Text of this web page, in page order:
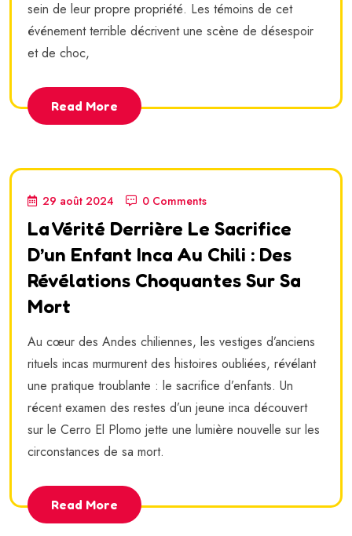
sein de leur propre propriété. Les témoins de cet
événement terrible décrivent une scène de désespoir
et de choc,
Read More
29 août 2024 0 Comments
La Vérité Derrière Le Sacrifice
D’un Enfant Inca Au Chili : Des
Révélations Choquantes Sur Sa
Mort
Au cœur des Andes chiliennes, les vestiges d’anciens
rituels incas murmurent des histoires oubliées, révélant
une pratique troublante : le sacrifice d’enfants. Un
récent examen des restes d’un jeune inca découvert
sur le Cerro El Plomo jette une lumière nouvelle sur les
circonstances de sa mort.
Read More